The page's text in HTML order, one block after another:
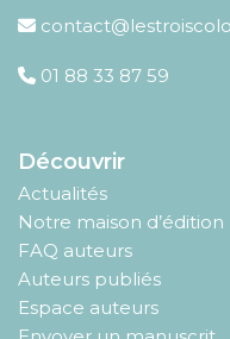
01 88 33 87 59
Découvrir
Actualités
Notre maison d’édition
FAQ auteurs
Auteurs publiés
Espace auteurs